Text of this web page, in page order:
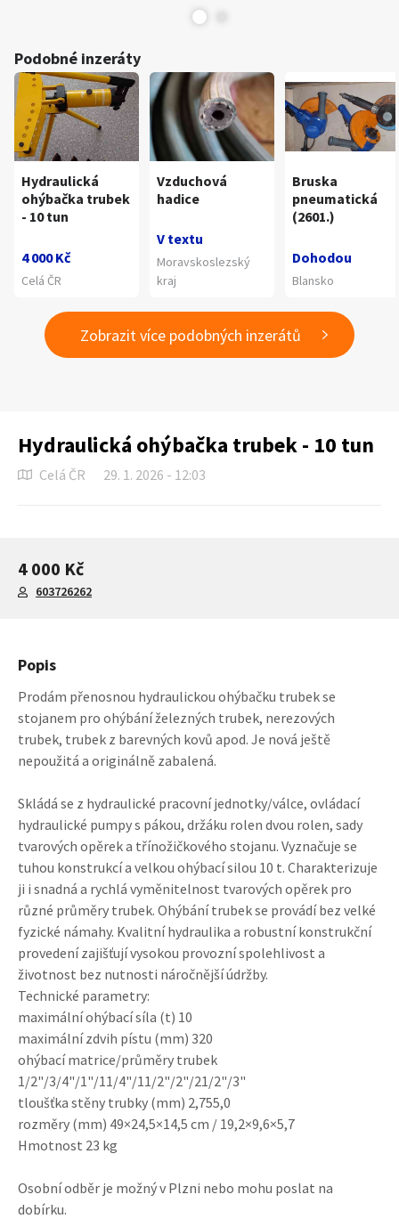
Podobné inzeráty
Hydraulická
ohýbačka trubek
- 10 tun
4 000 Kč
Celá ČR
Vzduchová
hadice
V textu
Moravskoslezský
kraj
Bruska
pneumatická
(2601.)
Dohodou
Blansko
Zobrazit více podobných inzerátů
Hydraulická ohýbačka trubek - 10 tun
Celá ČR 29. 1. 2026 - 12:03
4 000 Kč
603726262
Popis
Prodám přenosnou hydraulickou ohýbačku trubek se
stojanem pro ohýbání železných trubek, nerezových
trubek, trubek z barevných kovů apod. Je nová ještě
nepoužitá a originálně zabalená.
Skládá se z hydraulické pracovní jednotky/válce, ovládací
hydraulické pumpy s pákou, držáku rolen dvou rolen, sady
tvarových opěrek a třínožičkového stojanu. Vyznačuje se
tuhou konstrukcí a velkou ohýbací silou 10 t. Charakterizuje
ji i snadná a rychlá vyměnitelnost tvarových opěrek pro
různé průměry trubek. Ohýbání trubek se provádí bez velké
fyzické námahy. Kvalitní hydraulika a robustní konstrukční
provedení zajišťují vysokou provozní spolehlivost a
životnost bez nutnosti náročnější údržby.
Technické parametry:
maximální ohýbací síla (t) 10
maximální zdvih pístu (mm) 320
ohýbací matrice/průměry trubek
1/2"/3/4"/1"/11/4"/11/2"/2"/21/2"/3"
tloušťka stěny trubky (mm) 2,755,0
rozměry (mm) 49×24,5×14,5 cm / 19,2×9,6×5,7
Hmotnost 23 kg
Osobní odběr je možný v Plzni nebo mohu poslat na
dobírku.